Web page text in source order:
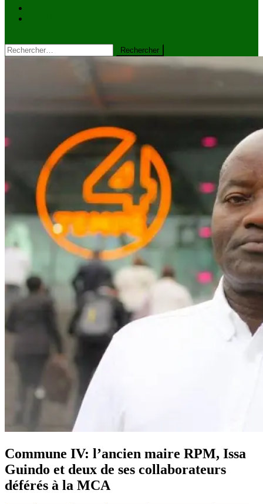
Rechercher :
Commune IV: l’ancien maire RPM, Issa
Guindo et deux de ses collaborateurs
déférés à la MCA